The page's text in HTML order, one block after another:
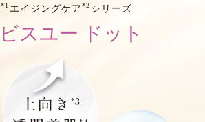
*1 エイジングケア*2 シリーズ
スユー ドット